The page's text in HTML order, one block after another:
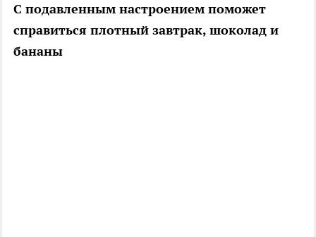
С подавленным настроением поможет
справиться плотный завтрак, шоколад и
бананы